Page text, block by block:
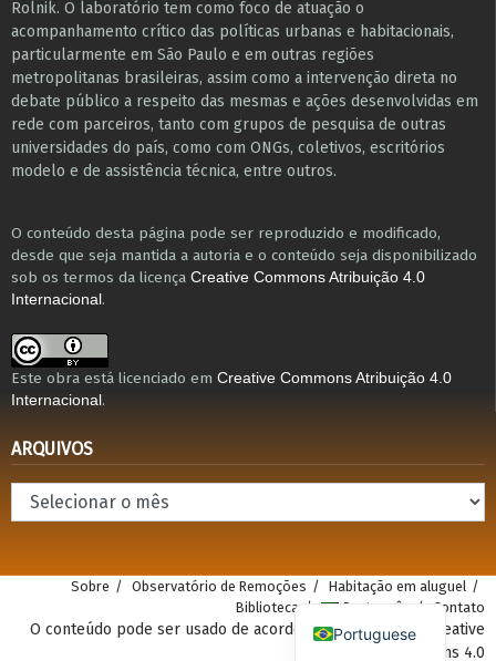
Rolnik. O laboratório tem como foco de atuação o
acompanhamento crítico das políticas urbanas e habitacionais,
particularmente em São Paulo e ​em outras regiões
metropolitanas brasileiras, assim como a intervenção direta no
debate público a respeito das mesmas e ações desenvolvidas em
r​e​de com parceiros, tanto com grupos de pesquisa ​de outras
universidades do país, como com ONGs, coletivos, escritórios
modelo e de assistência técnica​, entre outros​.
O conteúdo desta página pode ser reproduzido e modificado,
desde que seja mantida a autoria e o conteúdo seja disponibilizado
sob os termos da licença Creative Commons Atribuição 4.0
Internacional .
Este obra está licenciado em Creative Commons Atribuição 4.0
Internacional .
ARQUIVOS
Arquivos
Sobre Observatório de Remoções
Habitação em aluguel
Biblioteca
Português Contato
O conteúdo pode ser usado de acordo com a atribuição Creative
Commons 4.0
Portuguese